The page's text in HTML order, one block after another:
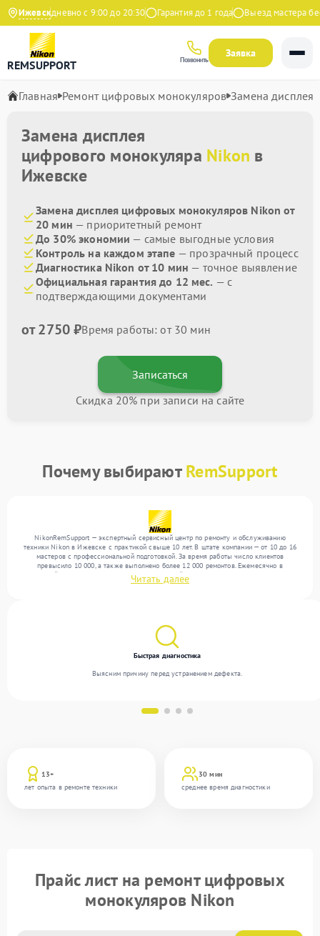
Ижевск
Ежедневно с 9:00 до 20:30 Гарантия до 1 года Выезд мастера
REMSUPPORT Позвонить
Заявка
Главная Ремонт цифровых монокуляров Замена дисплея
Замена дисплея
цифрового монокуляра Nikon в
Ижевске
Замена дисплея цифровых монокуляров Nikon от
20 мин — приоритетный ремонт
До 30% экономии — самые выгодные условия
Контроль на каждом этапе — прозрачный процесс
Диагностика Nikon от 10 мин — точное выявление
Официальная гарантия до 12 мес. — с
подтверждающими документами
от 2750 ₽Время работы: от 30 мин
Записаться
Скидка 20% при записи на сайте
Почему выбираютRemSupport
NikonRemSupport — экспертный сервисный центр по ремонту и обслуживанию
техники Nikon в Ижевске с практикой свыше 10 лет. В штате компании — от 10 до 16
мастеров с профессиональной подготовкой. За время работы число клиентов
превысило 10 000, а также выполнено более 12 000 ремонтов. Ежемесячно в
сервисный центр поступает более 300 обращений, включая , , . Мы беремся за задачи
любой сложности и поддерживаем высокий стандарт качества благодаря
Читать далее
13+
лет опыта в ремонте техники
30 мин
среднее время диагностики
Быстрая диагностика
Выясним причину перед устранением дефекта.
Прайс лист на ремонт цифровых
монокуляров Nikon